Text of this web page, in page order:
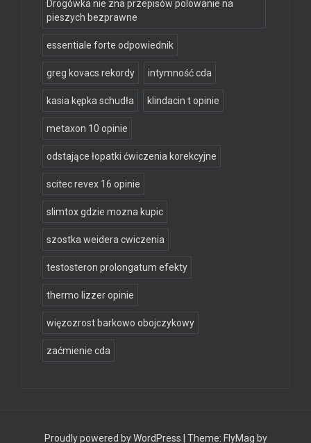
Drogówka nie zna przepisów polowanie na
pieszych bezprawne
essentiale forte odpowiednik
greg kovacs rekordy intymność cda
kasia kępka schudła klindacin t opinie
metaxon 10 opinie
odstające łopatki ćwiczenia korekcyjne
scitec revex 16 opinie
slimtox gdzie mozna kupic
szostka weidera cwiczenia
testosteron prolongatum efekty
thermo lizzer opinie
więzozrost barkowo obojczykowy
zaćmienie cda
Proudly powered by WordPress Theme: FlyMag by